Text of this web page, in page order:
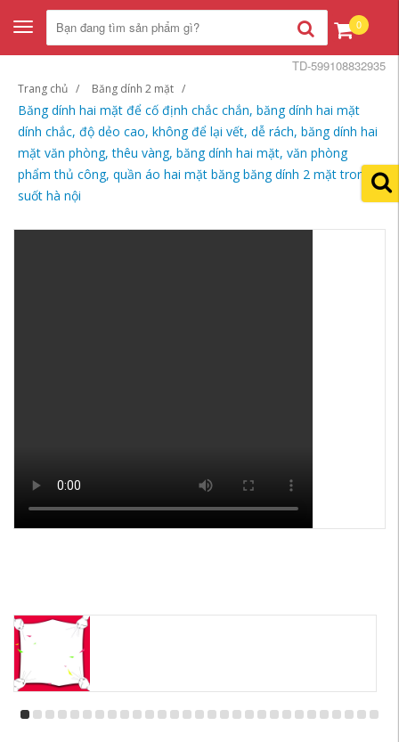
Toggle
navigation
0
Trang chủ Băng dính 2 mặt
Băng dính hai mặt để cố định chắc chắn, băng dính hai mặt
dính chắc, độ dẻo cao, không để lại vết, dễ rách, băng dính hai
mặt văn phòng, thêu vàng, băng dính hai mặt, văn phòng
phẩm thủ công, quần áo hai mặt băng băng dính 2 mặt trong
suốt hà nội
TD-599108832935